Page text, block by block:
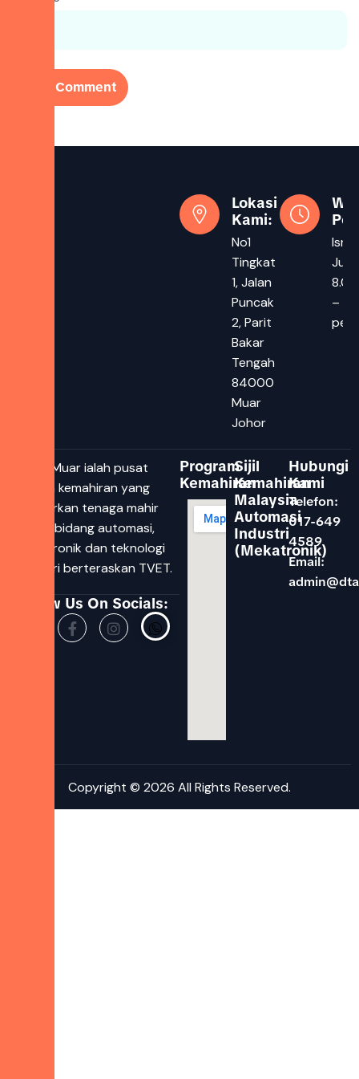
Lokasi
Kami:
No1
Tingkat
1, Jalan
Puncak
2, Parit
Bakar
Tengah
84000
Muar
Johor
–
DTAC Muar ialah pusat
latihan kemahiran yang
melahirkan tenaga mahir
dalam bidang automasi,
mekatronik dan teknologi
industri berteraskan TVET.
Follow Us On Socials:
Program
Kemahiran
Sijil
Kemahiran
Malaysia
Automasi
Industri
(Mekatronik)
Hubungi
Kami
Telefon:
017-649
4589
Email:
Copyright © 2026 All Rights Reserved.